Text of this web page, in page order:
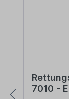
7010 -